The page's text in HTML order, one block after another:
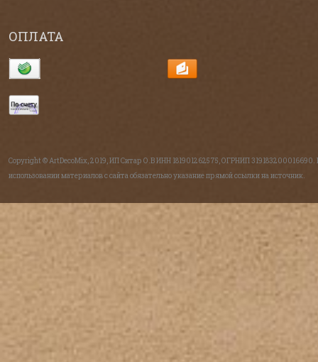
ОПЛАТА
Copyright © ArtDecoMix, 2019, ИП Ситар О.В ИНН 181901262575, ОГРНИП 319183200016690.
использовании материалов с сайта обязательно указание прямой ссылки на источник.